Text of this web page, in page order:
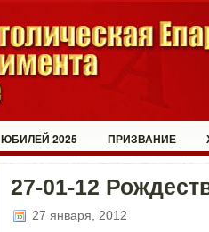
ЮБИЛЕЙ 2025 ПРИЗВАНИЕ
27-01-12
27 января, 2012